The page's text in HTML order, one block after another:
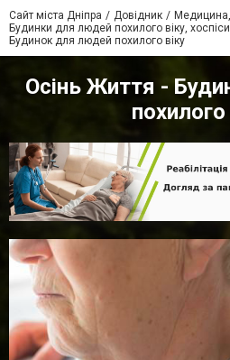
Сайт міста Дніпра Довідник
Будинки для людей похилого віку, хоспіси
Будинок для людей похилого віку
Осінь Життя -
похилого